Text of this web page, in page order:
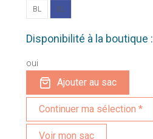
BL BL
Disponibilité à la boutique :
oui
Ajouter au sac
Voir mon sac